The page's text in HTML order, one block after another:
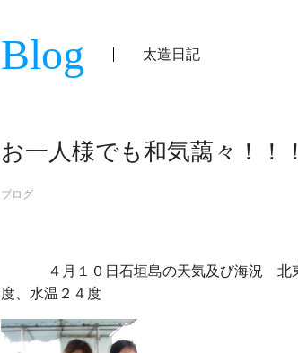
Blog 太造日記
お一人様でも和気藹々！！！
ブログ